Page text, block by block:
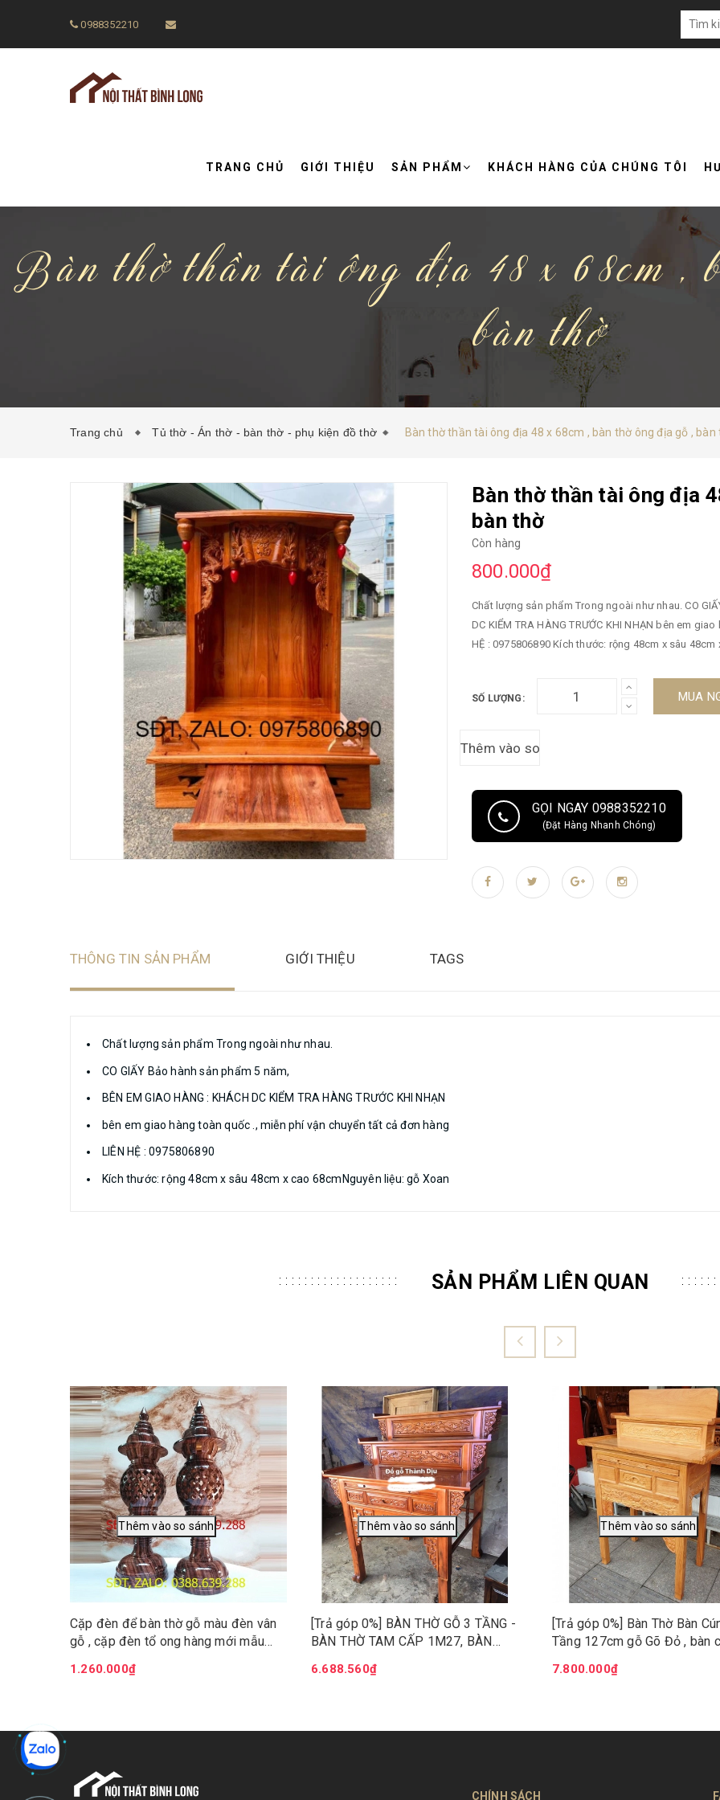
0988352210
TRANG CHỦ GIỚI THIỆU SẢN PHẨM KHÁCH HÀNG CỦA CHÚNG TÔI
Bàn thờ thần tài ông địa 48 x 68cm ,
bàn thờ
Trang chủ Tủ thờ - Án thờ - bàn thờ - phụ kiện đồ thờ Bàn thờ thần tài ông địa 48 x 68cm , bàn thờ ông địa gỗ , bàn
Bàn thờ thần tài ông địa
bàn thờ
Còn hàng
800.000₫
Chất lượng sản phẩm Trong ngoài như nhau. CO GIẤY Bảo hành sản phẩm 5 năm, BÊN EM GIAO HÀNG : KHÁCH
DC KIỂM TRA HÀNG TRƯỚC KHI NHẠN bên em giao hàng toàn quốc ., miễn phí vận chuyển tất cả đơn hàng LIÊN
HỆ : 0975806890 Kích thước: rộng 48cm x
SỐ LƯỢNG: MUA
GỌI NGAY 0988352210
(Đặt Hàng Nhanh Chóng)
THÔNG TIN SẢN PHẨM GIỚI THIỆU TAGS
Chất lượng sản phẩm Trong ngoài như nhau.
CO GIẤY Bảo hành sản phẩm 5 năm,
BÊN EM GIAO HÀNG : KHÁCH DC KIỂM TRA HÀNG TRƯỚC KHI NHẠN
bên em giao hàng toàn quốc ., miễn phí vận chuyển tất cả đơn hàng
LIÊN HỆ : 0975806890
Kích thước: rộng 48cm x sâu 48cm x cao 68cmNguyên liệu: gỗ Xoan
SẢN PHẨM LIÊN QUAN
Cặp đèn để bàn thờ gỗ màu đèn vân
gỗ , cặp đèn tổ ong hàng mới mẫu
1.260.000₫
[Trả góp 0%] BÀN THỜ GỖ 3 TẦNG -
BÀN THỜ TAM CẤP 1M27, BÀN
6.688.560₫
[Trả góp 0%] Bàn Thờ Bàn
Tầng 127cm gỗ Gõ Đỏ , bàn
7.800.000₫
CHÍNH SÁCH